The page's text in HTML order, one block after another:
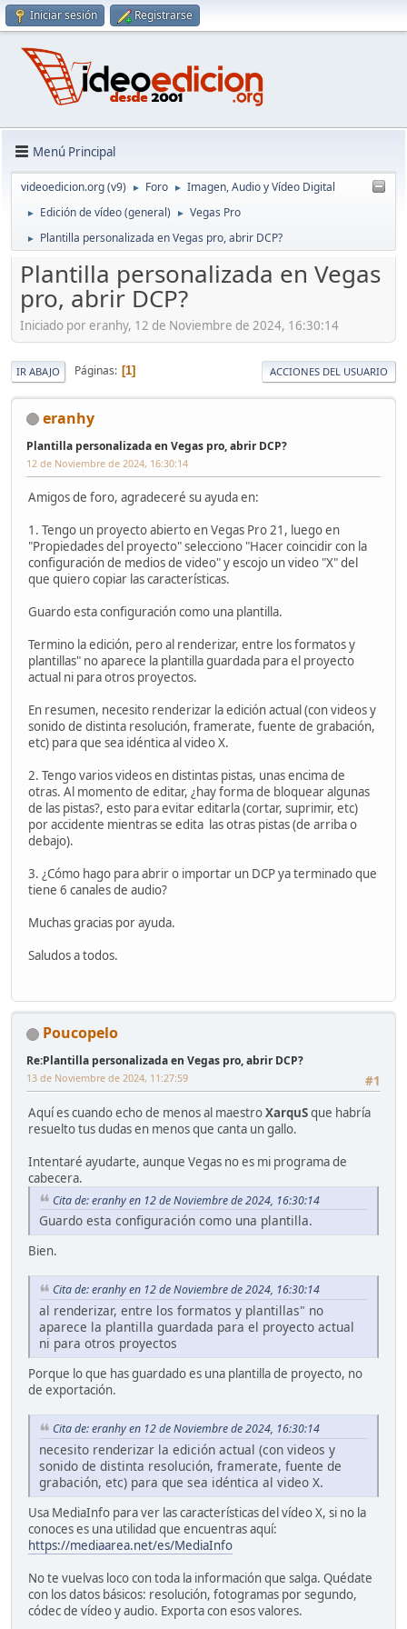
Iniciar sesión Registrarse
Menú Principal
videoedicion.org (v9) ► Foro ► Imagen, Audio y Vídeo Digital
► Edición de vídeo (general) ► Vegas Pro
► Plantilla personalizada en Vegas pro, abrir DCP?
Plantilla personalizada en Vegas
pro, abrir DCP?
Iniciado por eranhy, 12 de Noviembre de 2024, 16:30:14
IR ABAJO Páginas 1 ACCIONES DEL USUARIO
eranhy
Plantilla personalizada en Vegas pro, abrir DCP?
12 de Noviembre de 2024, 16:30:14
Amigos de foro, agradeceré su ayuda en:
1. Tengo un proyecto abierto en Vegas Pro 21, luego en
"Propiedades del proyecto" selecciono "Hacer coincidir con la
configuración de medios de video" y escojo un video "X" del
que quiero copiar las características.
Guardo esta configuración como una plantilla.
Termino la edición, pero al renderizar, entre los formatos y
plantillas" no aparece la plantilla guardada para el proyecto
actual ni para otros proyectos.
En resumen, necesito renderizar la edición actual (con videos y
sonido de distinta resolución, framerate, fuente de grabación,
etc) para que sea idéntica al video X.
2. Tengo varios videos en distintas pistas, unas encima de
otras. Al momento de editar, ¿hay forma de bloquear algunas
de las pistas?, esto para evitar editarla (cortar, suprimir, etc)
por accidente mientras se edita las otras pistas (de arriba o
debajo).
3. ¿Cómo hago para abrir o importar un DCP ya terminado que
tiene 6 canales de audio?
Muchas gracias por ayuda.
Saludos a todos.
Poucopelo
Re:Plantilla personalizada en Vegas pro, abrir DCP?
#1
13 de Noviembre de 2024, 11:27:59
Aquí es cuando echo de menos al maestroXarquSque habría
resuelto tus dudas en menos que canta un gallo.
Intentaré ayudarte, aunque Vegas no es mi programa de
cabecera.
Cita de: eranhy en 12 de Noviembre de 2024, 16:30:14
Guardo esta configuración como una plantilla.
Bien.
Cita de: eranhy en 12 de Noviembre de 2024, 16:30:14
al renderizar, entre los formatos y plantillas" no
aparece la plantilla guardada para el proyecto actual
ni para otros proyectos
Porque lo que has guardado es una plantilla de proyecto, no
de exportación.
Cita de: eranhy en 12 de Noviembre de 2024, 16:30:14
necesito renderizar la edición actual (con videos y
sonido de distinta resolución, framerate, fuente de
grabación, etc) para que sea idéntica al video X.
Usa MediaInfo para ver las características del vídeo X, si no la
conoces es una utilidad que encuentras aquí:
https://mediaarea.net/es/MediaInfo
No te vuelvas loco con toda la información que salga. Quédate
con los datos básicos: resolución, fotogramas por segundo,
códec de vídeo y audio. Exporta con esos valores.